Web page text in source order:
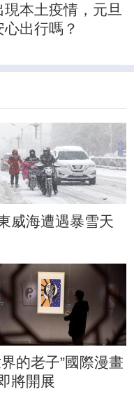
本土疫情，元旦
出行嗎？
威海遭遇暴雪天
界的老子”國際漫畫
將開展